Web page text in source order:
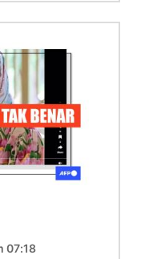
07:18